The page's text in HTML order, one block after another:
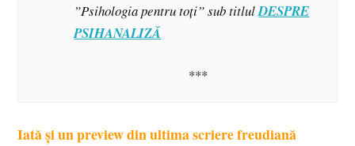
”Psihologia pentru toți” sub titlulDESPRE
PSIHANALIZĂ
***
Iată și un preview din ultima scriere freudiană